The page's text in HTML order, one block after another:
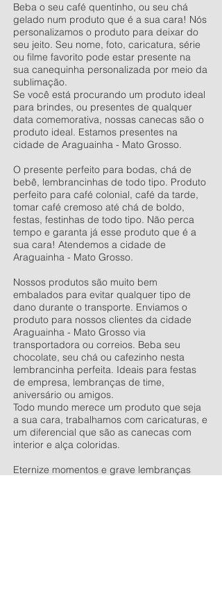
Beba o seu café quentinho, ou seu chá
gelado num produto que é a sua cara! Nós
personalizamos o produto para deixar do
seu jeito. Seu nome, foto, caricatura, série
ou filme favorito pode estar presente na
sua canequinha personalizada por meio da
sublimação.
Se você está procurando um produto ideal
para brindes, ou presentes de qualquer
data comemorativa, nossas canecas são o
produto ideal. Estamos presentes na
cidade de Araguainha - Mato Grosso.
O presente perfeito para bodas, chá de
bebê, lembrancinhas de todo tipo. Produto
perfeito para café colonial, café da tarde,
tomar café cremoso até chá de boldo,
festas, festinhas de todo tipo. Não perca
tempo e garanta já esse produto que é a
sua cara! Atendemos a cidade de
Araguainha - Mato Grosso.
Nossos produtos são muito bem
embalados para evitar qualquer tipo de
dano durante o transporte. Enviamos o
produto para nossos clientes da cidade
Araguainha - Mato Grosso via
transportadora ou correios. Beba seu
chocolate, seu chá ou cafezinho nesta
lembrancinha perfeita. Ideais para festas
de empresa, lembranças de time,
aniversário ou amigos.
Todo mundo merece um produto que seja
a sua cara, trabalhamos com caricaturas, e
um diferencial que são as canecas com
interior e alça coloridas.
Eternize momentos e grave lembranças